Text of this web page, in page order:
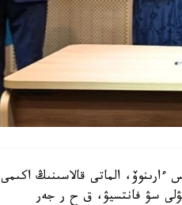
الماتى قالاسىنىڭ اكىمى
سۋ فانتسيۋ، ق ح ر جەر